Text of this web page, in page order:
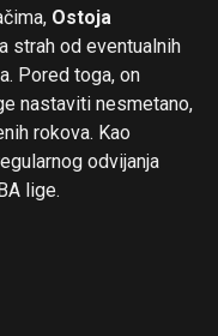
Ostoja
strah od eventualnih
Pored toga, on
nastaviti nesmetano,
rokova. Kao
odvijanja
lige.